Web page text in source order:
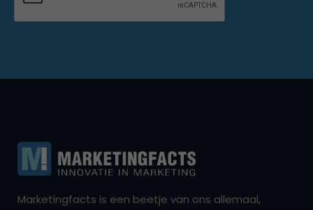
Marketingfacts is een beetje van ons allemaal,